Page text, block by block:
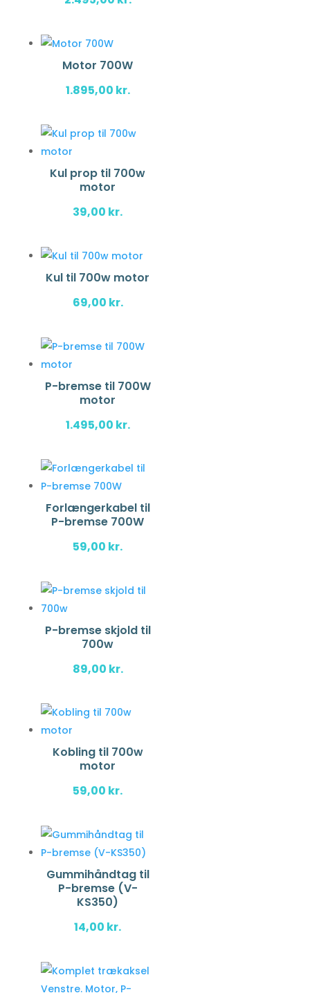
Motor 700W
1.895,00 kr.
Kul prop til 700w
motor
39,00 kr.
Kul til 700w motor
69,00 kr.
P-bremse til 700W
motor
1.495,00 kr.
Forlængerkabel til
P-bremse 700W
59,00 kr.
P-bremse skjold til
700w
89,00 kr.
Kobling til 700w
motor
59,00 kr.
Gummihåndtag til
P-bremse (V-
KS350)
14,00 kr.